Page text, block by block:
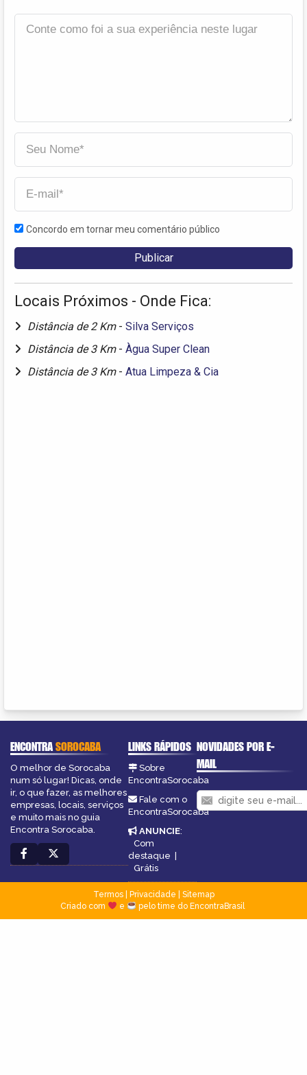
Concordo em tornar meu comentário público
Locais Próximos - Onde Fica:
Distância de 2 Km - Silva Serviços
Distância de 3 Km - Àgua Super Clean
Distância de 3 Km - Atua Limpeza & Cia
ENCONTRASOROCABA
O melhor de Sorocaba
num só lugar! Dicas, onde
ir, o que fazer, as melhores
empresas, locais, serviços
e muito mais no guia
Encontra Sorocaba.
LINKS RÁPIDOS
Sobre
EncontraSorocaba
Fale com o
EncontraSorocaba
ANUNCIE:
Com
destaque |
Grátis
NOVIDADES POR E-
MAIL
Termos| Privacidade
Sitemap
Criado com
e pelo time do EncontraBrasil